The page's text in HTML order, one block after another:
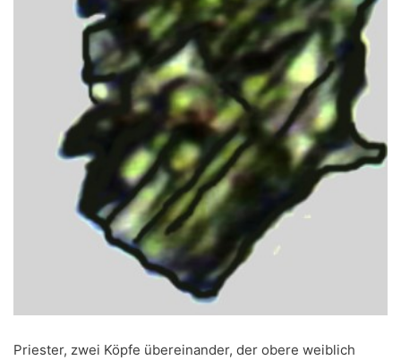
Priester, zwei Köpfe übereinander, der obere weiblich